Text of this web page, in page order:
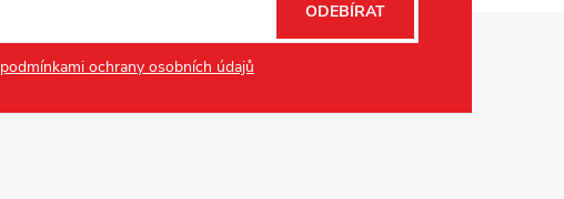
podmínkami ochrany osobních údajů
ODEBÍRAT